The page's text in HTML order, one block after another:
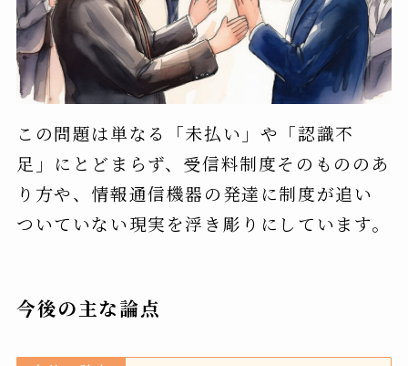
この問題は単なる「未払い」や「認識不
足」にとどまらず、受信料制度そのもののあ
り方や、情報通信機器の発達に制度が追い
ついていない現実を浮き彫りにしています。
今後の主な論点